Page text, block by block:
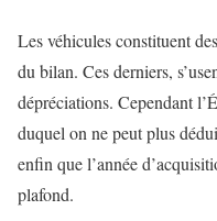
Les véhicules constituent
du bilan. Ces derniers,
dépréciations. Cependant
duquel on ne peut plus
enfin que l’année
plafond.